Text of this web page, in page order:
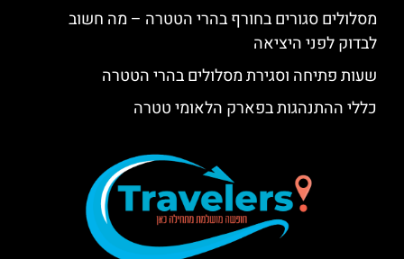
מסלולים סגורים בחורף בהרי הטטרה – מה חשוב
לבדוק לפני היציאה
שעות פתיחה וסגירת מסלולים בהרי הטטרה
כללי ההתנהגות בפארק הלאומי טטרה